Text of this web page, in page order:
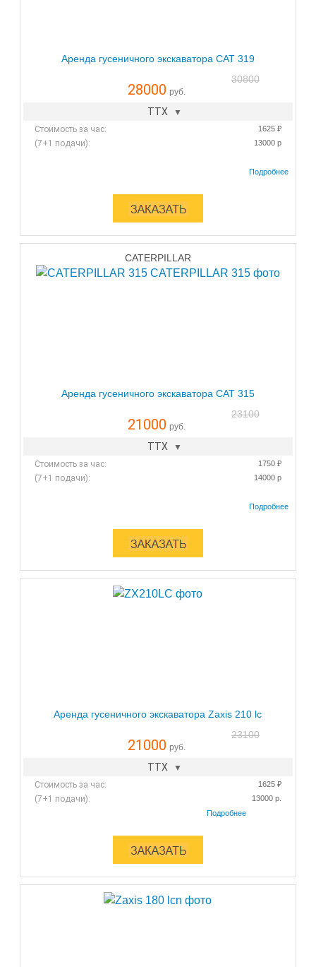
Аренда гусеничного экскаватора CAT 319
30800
28000 руб.
ТТХ
Стоимость за час: 1625 ₽
(7+1 подачи): 13000 р
CATERPILLAR
Аренда гусеничного экскаватора CAT 315
23100
21000 руб.
ТТХ
Стоимость за час: 1750 ₽
(7+1 подачи): 14000 р
Аренда гусеничного экскаватора Zaxis 210 lc
23100
21000 руб.
ТТХ
Стоимость за час: 1625 ₽
(7+1 подачи): 13000 р.